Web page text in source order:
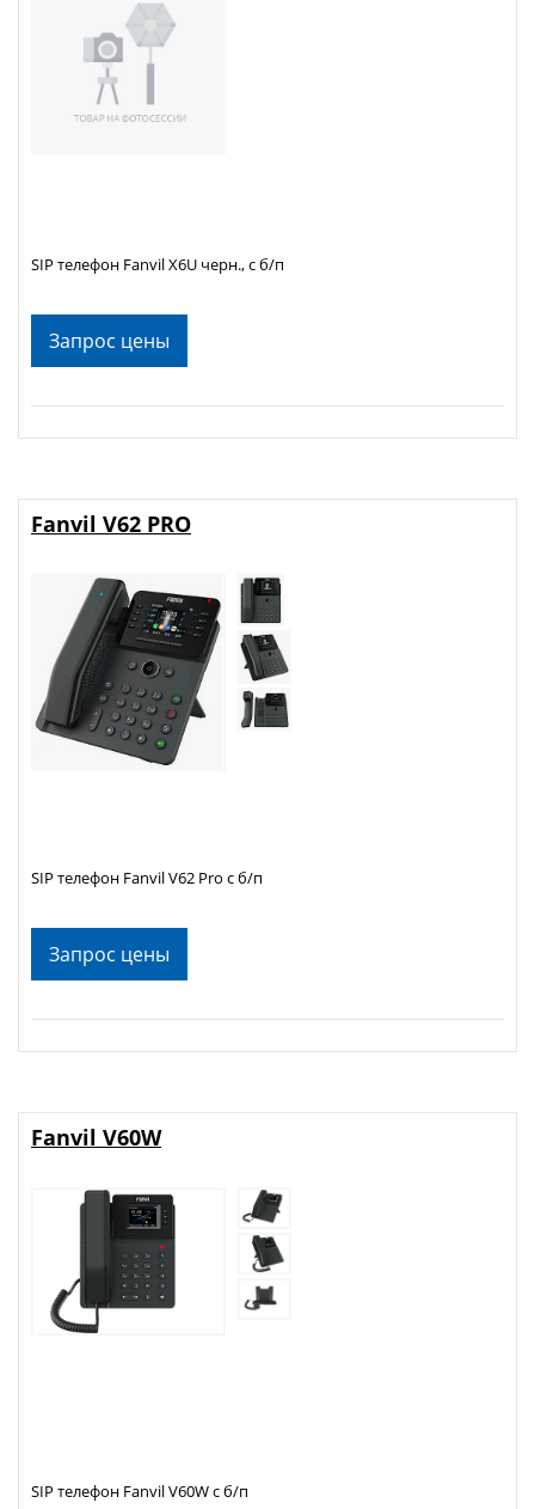
Запрос цены
SIP телефон Fanvil X6U черн., с б/п
Запрос цены
Fanvil V62 PRO
SIP телефон Fanvil V62 Pro с б/п
Fanvil V60W
SIP телефон Fanvil V60W с б/п